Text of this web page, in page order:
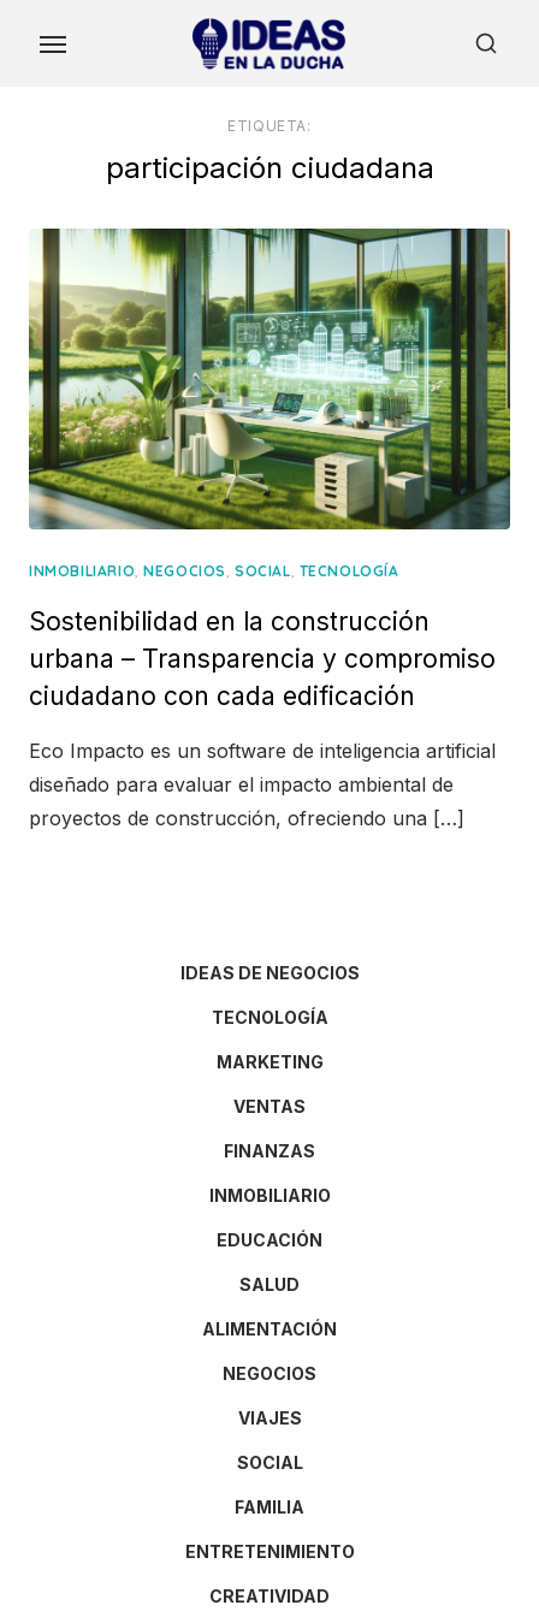
ETIQUETA:
participación ciudadana
INMOBILIARIO,NEGOCIOS,SOCIAL, TECNOLOGÍA
Sostenibilidad en la construcción
urbana – Transparencia y compromiso
ciudadano con cada edificación
Eco Impacto es un software de inteligencia artificial
diseñado para evaluar el impacto ambiental de
proyectos de construcción, ofreciendo una […]
IDEAS DE NEGOCIOS
TECNOLOGÍA
MARKETING
VENTAS
FINANZAS
INMOBILIARIO
EDUCACIÓN
SALUD
ALIMENTACIÓN
NEGOCIOS
VIAJES
SOCIAL
FAMILIA
ENTRETENIMIENTO
CREATIVIDAD